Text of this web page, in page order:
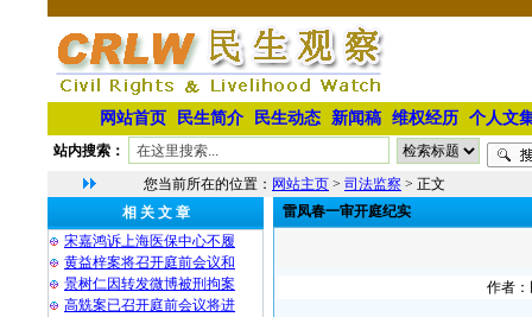
网站首页 民生简介 民生动态 新闻稿 维权经历 个人文
站内搜索：
您当前所在的位置： 网站主页 > 司法监察 > 正文
相 关 文 章
宋嘉鸿诉上海医保中心不履
黄益梓案将召开庭前会议和
景树仁因转发微博被刑拘案
高兟案已召开庭前会议将进
雷凤春一审开庭纪实
作者：